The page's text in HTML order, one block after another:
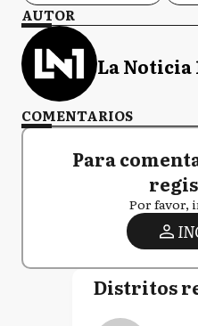
AUTOR
La Noticia
COMENTARIOS
Para
Por favor,
Distritos